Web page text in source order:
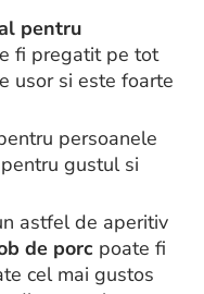
pentru
fi pregatit pe tot
usor si este foarte
persoanele
gustul si
astfel de aperitiv
de porc poate fi
cel mai gustos